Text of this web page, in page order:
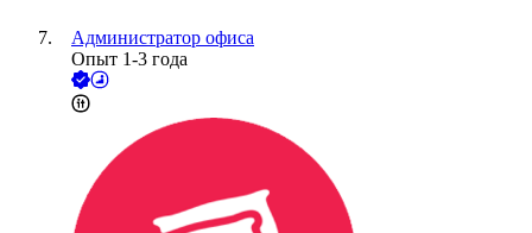
Администратор офиса
Опыт 1-3 года